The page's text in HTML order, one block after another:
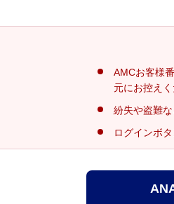
AMCお客様
元にお控えく
紛失や盗難
ログインボ